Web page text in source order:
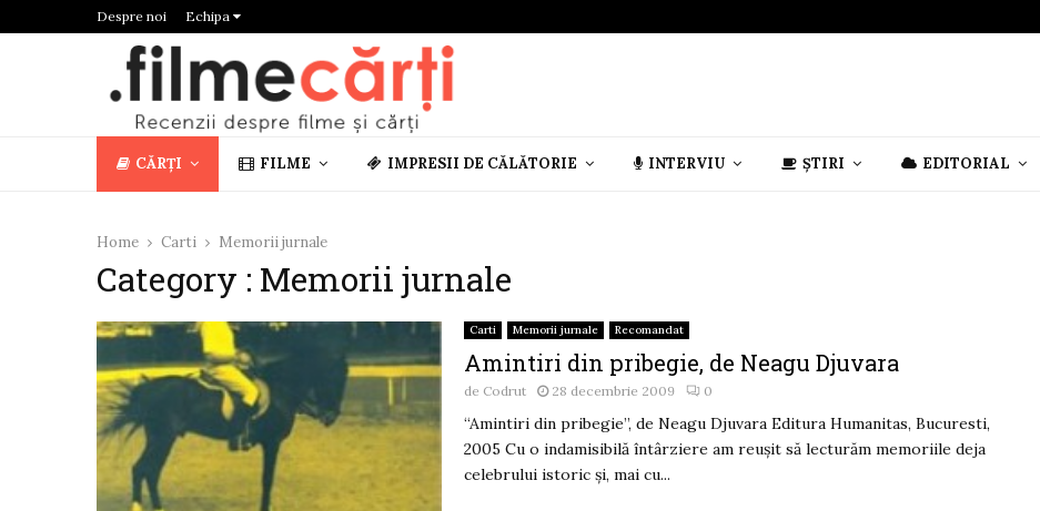
Despre noi Echipa
CĂRȚI FILME IMPRESII DE CĂLĂTORIE INTERVIU ȘTIRI EDITORIAL
Home Carti Memorii jurnale
Category : Memorii jurnale
Carti Memorii jurnale Recomandat
Amintiri din pribegie, de Neagu Djuvara
de Codrut 28 decembrie 2009 0
“Amintiri din pribegie”, de Neagu Djuvara Editura Humanitas, Bucuresti,
2005 Cu o indamisibilă întârziere am reuşit să lecturăm memoriile deja
celebrului istoric şi, mai cu...